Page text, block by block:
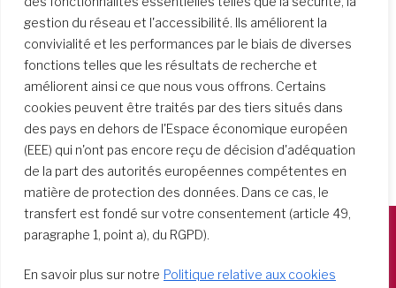
gestion du réseau et l'accessibilité. Ils améliorent la
convivialité et les performances par le biais de diverses
fonctions telles que les résultats de recherche et
améliorent ainsi ce que nous vous offrons. Certains
cookies peuvent être traités par des tiers situés dans
des pays en dehors de l'Espace économique européen
(EEE) qui n'ont pas encore reçu de décision d'adéquation
de la part des autorités européennes compétentes en
matière de protection des données. Dans ce cas, le
transfert est fondé sur votre consentement (article 49,
paragraphe 1, point a), du RGPD).
En savoir plus sur notre Politique relative aux cookies
Casa Generalizia